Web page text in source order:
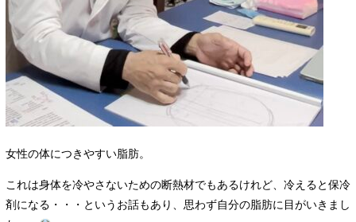
女性の体につきやすい脂肪。
これは身体を冷やさないための断熱材でもあるけれど、冷えると保冷
剤になる・・・というお話もあり、思わず自分の脂肪に目がいきまし